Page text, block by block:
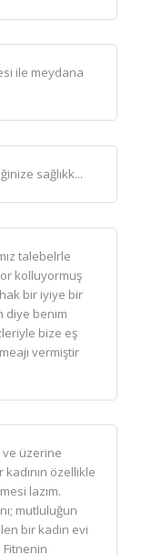
ile meydana
sağlıkk...
talebelrle
kolluyormuş
bir iyiye bir
diye benim
bize eş
vermiştir
ve üzerine
özellikle
lazım.
mutluluğun
bir kadın evi